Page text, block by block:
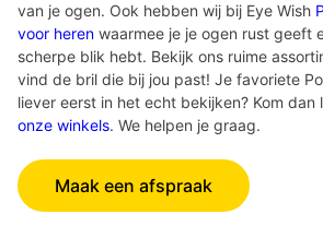
van je ogen. Ook hebben wij bij Eye Wish
voor heren waarmee je je ogen rust geeft
scherpe blik hebt. Bekijk ons ruime
vind de bril die bij jou past! Je favoriete
liever eerst in het echt bekijken? Kom dan
onze winkels. We helpen je graag.
Maak een afspraak